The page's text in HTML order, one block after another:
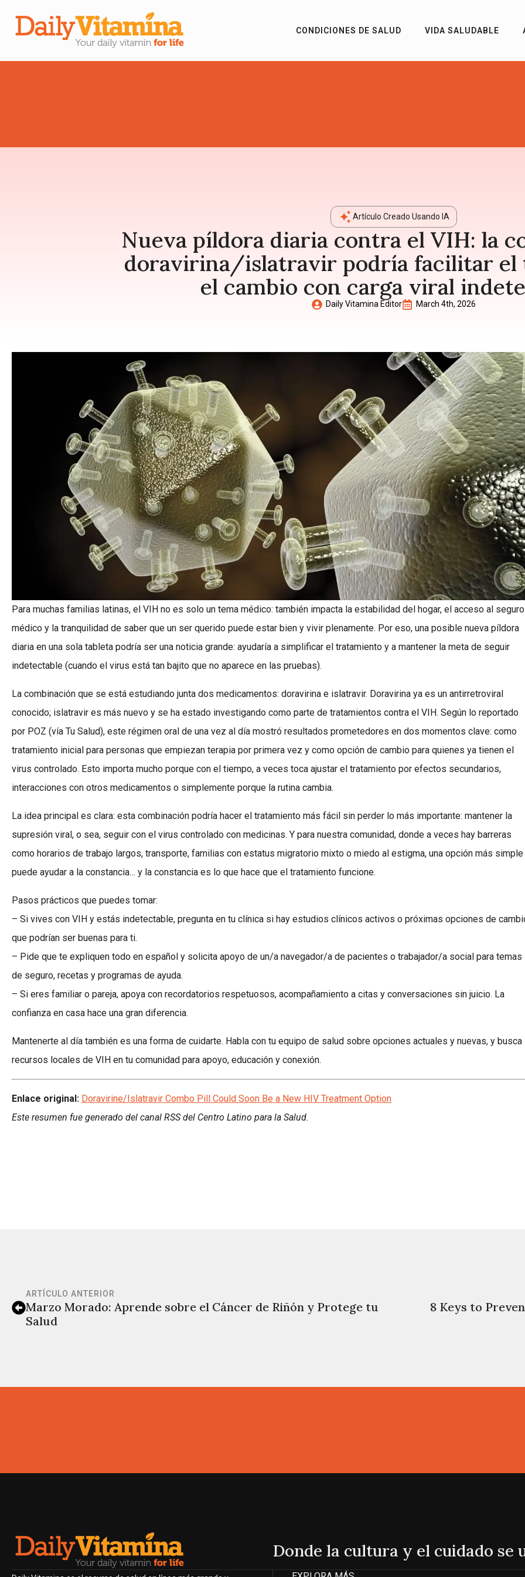
CONDICIONES DE SALUD VIDA SALUDABLE
Artículo Creado Usando IA
Nueva píldora diaria contra el VIH: la
doravirina/islatravir podría facilitar el
el cambio con carga viral
Daily Vitamina Editor March 4th, 2026
Para muchas familias latinas, el VIH no es solo un tema médico: también impacta la estabilidad del hogar, el acceso al seguro
médico y la tranquilidad de saber que un ser querido puede estar bien y vivir plenamente. Por eso, una posible nueva píldora
diaria en una sola tableta podría ser una noticia grande: ayudaría a simplificar el tratamiento y a mantener la meta de seguir
indetectable (cuando el virus está tan bajito que no aparece en las pruebas).
La combinación que se está estudiando junta dos medicamentos: doravirina e islatravir. Doravirina ya es un antirretroviral
conocido; islatravir es más nuevo y se ha estado investigando como parte de tratamientos contra el VIH. Según lo reportado
por POZ (vía Tu Salud), este régimen oral de una vez al día mostró resultados prometedores en dos momentos clave: como
tratamiento inicial para personas que empiezan terapia por primera vez y como opción de cambio para quienes ya tienen el
virus controlado. Esto importa mucho porque con el tiempo, a veces toca ajustar el tratamiento por efectos secundarios,
interacciones con otros medicamentos o simplemente porque la rutina cambia.
La idea principal es clara: esta combinación podría hacer el tratamiento más fácil sin perder lo más importante: mantener la
supresión viral, o sea, seguir con el virus controlado con medicinas. Y para nuestra comunidad, donde a veces hay barreras
como horarios de trabajo largos, transporte, familias con estatus migratorio mixto o miedo al estigma, una opción más simple
puede ayudar a la constancia… y la constancia es lo que hace que el tratamiento funcione.
Pasos prácticos que puedes tomar:
– Si vives con VIH y estás indetectable, pregunta en tu clínica si hay estudios clínicos activos o próximas opciones de
que podrían ser buenas para ti.
– Pide que te expliquen todo en español y solicita apoyo de un/a navegador/a de pacientes o trabajador/a social para temas
de seguro, recetas y programas de ayuda.
– Si eres familiar o pareja, apoya con recordatorios respetuosos, acompañamiento a citas y conversaciones sin juicio. La
confianza en casa hace una gran diferencia.
Mantenerte al día también es una forma de cuidarte. Habla con tu equipo de salud sobre opciones actuales y nuevas, y busca
recursos locales de VIH en tu comunidad para apoyo, educación y conexión.
Enlace original: Doravirine/Islatravir Combo Pill Could Soon Be a New HIV Treatment Option
Este resumen fue generado del canal RSS del Centro Latino para la Salud.
ARTÍCULO ANTERIOR
Marzo Morado: Aprende sobre el Cáncer de Riñón y Protege tu
Salud
8 Keys to
Donde la cultura y el cuidado se